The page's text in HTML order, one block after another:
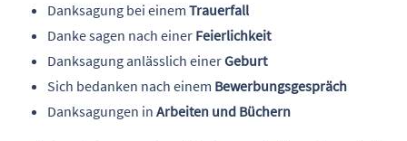
Danksagung bei einem Trauerfall
Danke sagen nach einer Feierlichkeit
Danksagung anlässlich einerGeburt
Sich bedanken nach einem Bewerbungsgespräch
Danksagungen in Arbeiten und Büchern